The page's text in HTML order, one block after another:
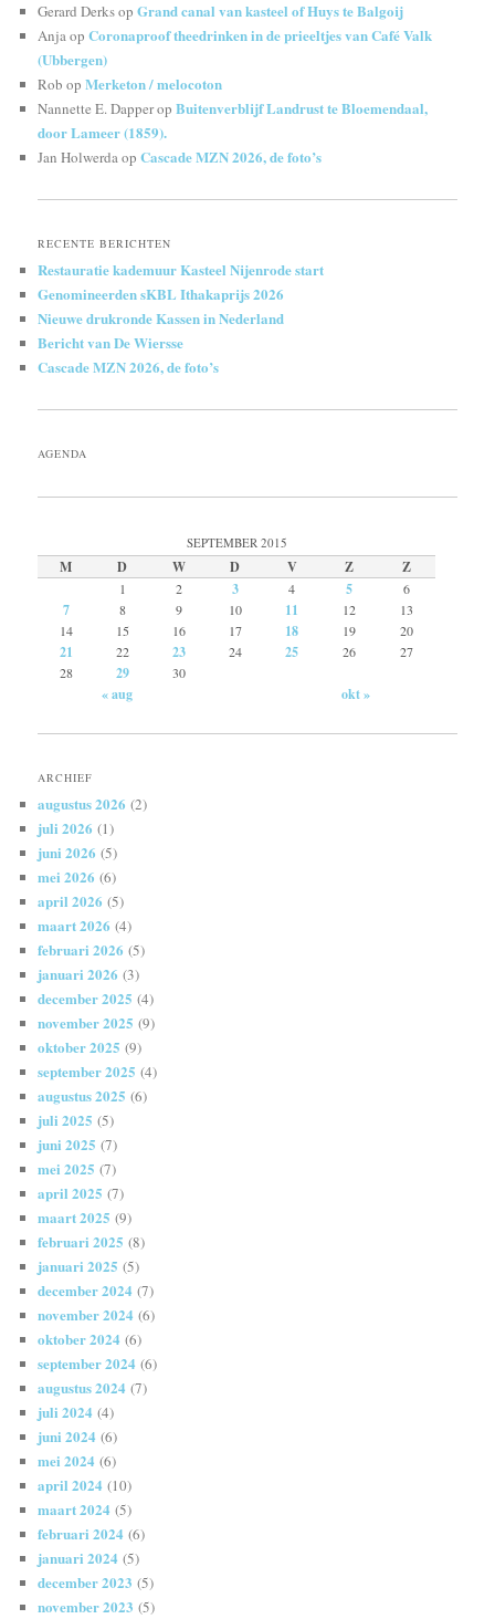
Gerard DerksopGrand canal van kasteel of Huys te Balgoij
AnjaopCoronaproof theedrinken in de prieeltjes van Café Valk
(Ubbergen)
Rob opMerketon / melocoton
Nannette E. DapperopBuitenverblijf Landrust te Bloemendaal,
door Lameer (1859).
Jan HolwerdaopCascade MZN 2026, de foto’s
RECENTE BERICHTEN
Restauratie kademuur Kasteel Nijenrode start
Genomineerden sKBL Ithakaprijs 2026
Nieuwe drukronde Kassen in Nederland
Bericht van De Wiersse
Cascade MZN 2026, de foto’s
AGENDA
SEPTEMBER 2015
M D W D V Z Z
1 2 3 4 5 6
7 8 9 10 11 12
13
14
15 16 17 18 19 20
21 22 23 24 25 26
27
28
29 30
« aug okt »
ARCHIEF
augustus 2026 (2)
juli 2026 (1)
juni 2026 (5)
mei 2026 (6)
april 2026 (5)
maart 2026 (4)
februari 2026 (5)
januari 2026 (3)
december 2025 (4)
november 2025 (9)
oktober 2025 (9)
september 2025 (4)
augustus 2025 (6)
juli 2025 (5)
juni 2025 (7)
mei 2025 (7)
april 2025 (7)
maart 2025 (9)
februari 2025 (8)
januari 2025 (5)
december 2024 (7)
november 2024 (6)
oktober 2024 (6)
september 2024 (6)
augustus 2024 (7)
juli 2024 (4)
juni 2024 (6)
mei 2024 (6)
april 2024 (10)
maart 2024 (5)
februari 2024 (6)
januari 2024 (5)
december 2023 (5)
november 2023 (5)